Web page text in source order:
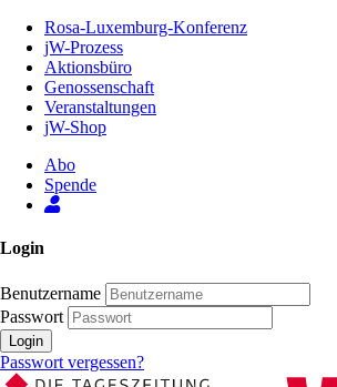
Inhalt
Seite
Rosa-Luxemburg-Konferenz
jW-Prozess
Aktionsbüro
Genossenschaft
Veranstaltungen
jW-Shop
Abo
Spende
Login
Benutzername
Passwort
Login
Passwort vergessen?